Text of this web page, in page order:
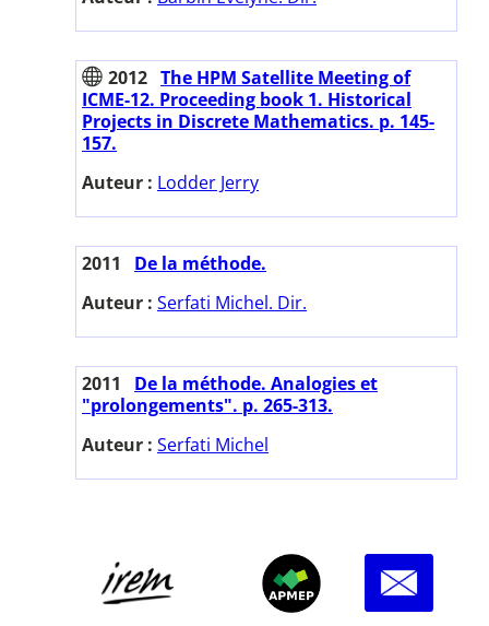
2012 The HPM Satellite Meeting of
ICME-12. Proceeding book 1. Historical
Projects in Discrete Mathematics. p. 145-
157.
Auteur : Lodder Jerry
2011
De la méthode.
Auteur : Serfati Michel. Dir.
2011
De la méthode. Analogies et
"prolongements". p. 265-313.
Auteur : Serfati Michel